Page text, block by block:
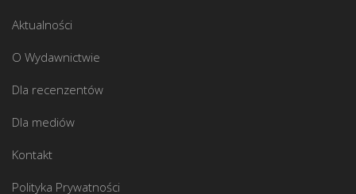
Aktualności
O Wydawnictwie
Dla recenzentów
Dla mediów
Kontakt
Polityka Prywatności